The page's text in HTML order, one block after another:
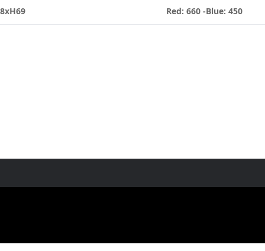
Red: 660 -Blue: 450